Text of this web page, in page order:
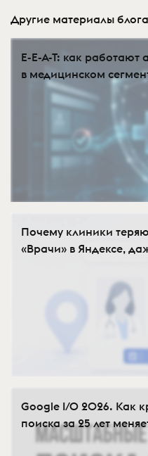
Другие материалы блога
E-E-A-T: как работают
в медицинском
Почему клиники
«Врачи» в Яндексе,
Google I/O 2026. Как
поиска за 25 лет